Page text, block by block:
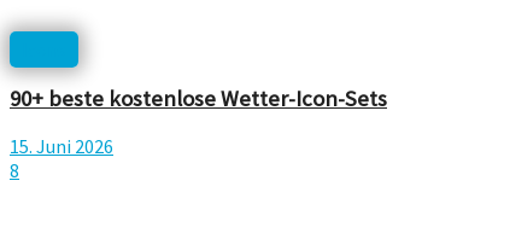
90+ beste kostenlose Wetter-Icon-Sets
15. Juni 2026
8